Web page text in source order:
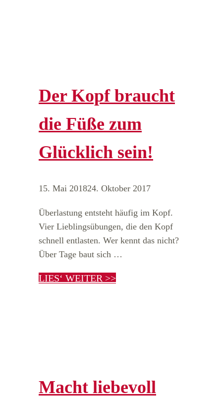
Der Kopf braucht
die Füße zum
Glücklich sein!
15. Mai 201824. Oktober 2017
Überlastung entsteht häufig im Kopf.
Vier Lieblingsübungen, die den Kopf
schnell entlasten. Wer kennt das nicht?
Über Tage baut sich …
LIES‘ WEITER >>
Macht liebevoll